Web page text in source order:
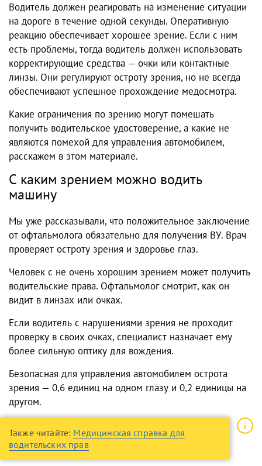
Водитель должен реагировать на изменение ситуации
на дороге в течение одной секунды. Оперативную
реакцию обеспечивает хорошее зрение. Если с ним
есть проблемы, тогда водитель должен использовать
корректирующие средства — очки или контактные
линзы. Они регулируют остроту зрения, но не всегда
обеспечивают успешное прохождение медосмотра.
Какие ограничения по зрению могут помешать
получить водительское удостоверение, а какие не
являются помехой для управления автомобилем,
расскажем в этом материале.
С каким зрением можно водить
машину
Мы уже рассказывали, что положительное заключение
от офтальмолога обязательно для получения ВУ. Врач
проверяет остроту зрения и здоровье глаз.
Человек с не очень хорошим зрением может получить
водительские права. Офтальмолог смотрит, как он
видит в линзах или очках.
Если водитель с нарушениями зрения не проходит
проверку в своих очках, специалист назначает ему
более сильную оптику для вождения.
Безопасная для управления автомобилем острота
зрения — 0,6 единиц на одном глазу и 0,2 единицы на
другом.
Также читайте: Медицинская справка для
водительских прав